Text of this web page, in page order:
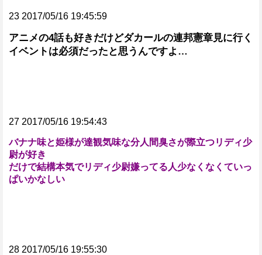
23 2017/05/16 19:45:59
アニメの4話も好きだけどダカールの連邦憲章見に行く
イベントは必須だったと思うんですよ…
27 2017/05/16 19:54:43
バナナ味と姫様が達観気味な分人間臭さが際立つリディ少
尉が好き
だけで結構本気でリディ少尉嫌ってる人少なくなくていっ
ぱいかなしい
28 2017/05/16 19:55:30